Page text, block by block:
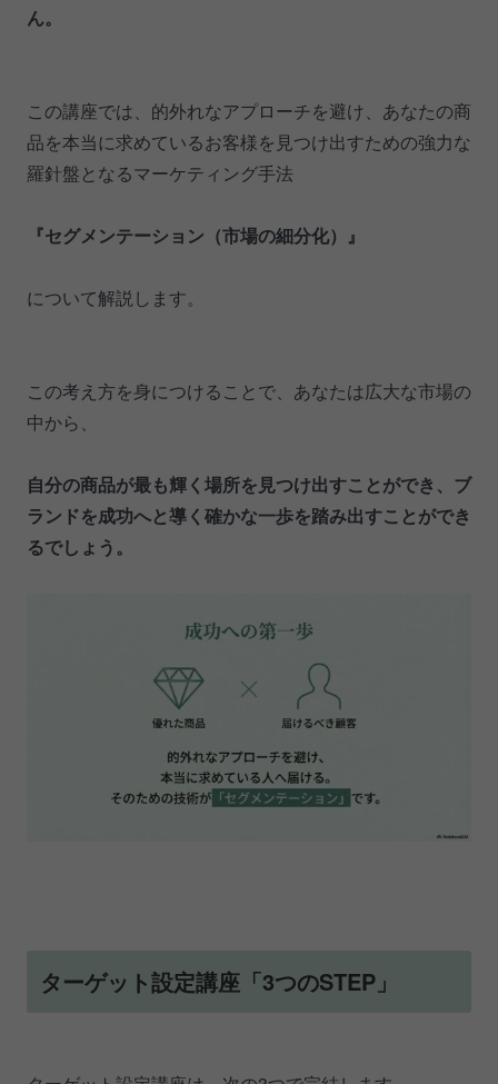
ん。
この講座では、的外れなアプローチを避け、あなたの商
品を本当に求めているお客様を見つけ出すための強力な
羅針盤となるマーケティング手法
『セグメンテーション（市場の細分化）』
について解説します。
この考え方を身につけることで、あなたは広大な市場の
中から、
自分の商品が最も輝く場所を見つけ出すことができ、ブ
ランドを成功へと導く確かな一歩を踏み出すことができ
るでしょう。
ターゲット設定講座「3つのSTEP」